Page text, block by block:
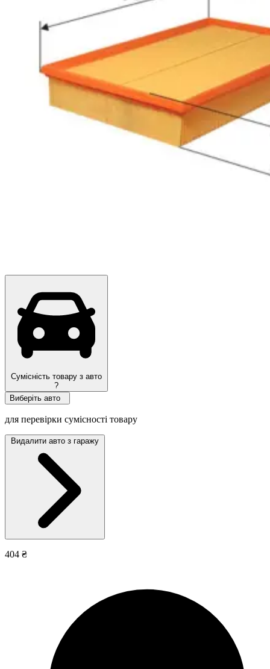
Сумісність товару з авто
?
Виберіть авто
для перевірки сумісності товару
Видалити авто з гаражу
404 ₴